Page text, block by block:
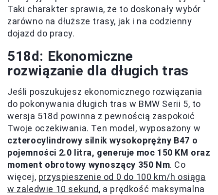
Taki charakter sprawia, że to doskonały wybór
zarówno na dłuższe trasy, jak i na codzienny
dojazd do pracy.
518d: Ekonomiczne
rozwiązanie dla długich tras
Jeśli poszukujesz ekonomicznego rozwiązania
do pokonywania długich tras w BMW Serii 5, to
wersja 518d powinna z pewnością zaspokoić
Twoje oczekiwania. Ten model, wyposażony w
czterocylindrowy silnik wysokoprężny B47 o
pojemności 2.0 litra, generuje moc 150 KM oraz
moment obrotowy wynoszący 350 Nm. Co
więcej, przyspieszenie od 0 do 100 km/h osiąga
w zaledwie 10 sekund, a prędkość maksymalna